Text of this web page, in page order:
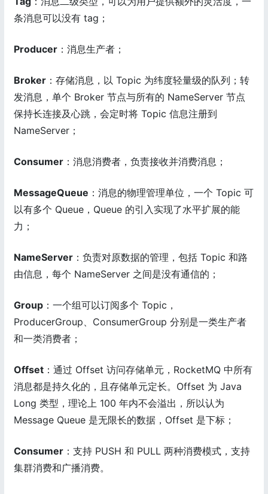
条消息可以没有 tag；
Producer ：消息生产者；
Broker ：存储消息，以 Topic 为纬度轻量级的队列；转
发消息，单个 Broker 节点与所有的 NameServer 节点
保持长连接及心跳，会定时将 Topic 信息注册到
NameServer；
Consumer ：消息消费者，负责接收并消费消息；
MessageQueue ：消息的物理管理单位，一个 Topic 可
以有多个 Queue，Queue 的引入实现了水平扩展的能
力；
NameServer ：负责对原数据的管理，包括 Topic 和路
由信息，每个 NameServer 之间是没有通信的；
Group ：一个组可以订阅多个 Topic，
ProducerGroup、ConsumerGroup 分别是一类生产者
和一类消费者；
Offset ：通过 Offset 访问存储单元，RocketMQ 中所有
消息都是持久化的，且存储单元定长。Offset 为 Java
Long 类型，理论上 100 年内不会溢出，所以认为
Message Queue 是无限长的数据，Offset 是下标；
Consumer ：支持 PUSH 和 PULL 两种消费模式，支持
集群消费和广播消费。